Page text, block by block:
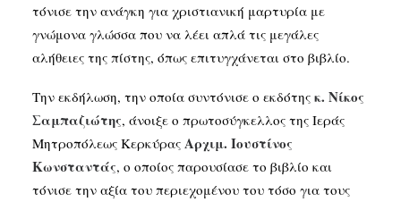
τόνισε την ανάγκη για χριστιανική μαρτυρία με
γνώμονα γλώσσα που να λέει απλά τις μεγάλες
αλήθειες της πίστης, όπως επιτυγχάνεται στο βιβλίο.
Την εκδήλωση, την οποία συντόνισε ο εκδότης κ. Νίκος
Σαμπαζιώτης, άνοιξε ο πρωτοσύγκελλος της Ιεράς
Μητροπόλεως Κερκύρας Αρχιμ. Ιουστίνος
Κωνσταντάς, ο οποίος παρουσίασε το βιβλίο και
τόνισε την αξία του περιεχομένου του τόσο για τους